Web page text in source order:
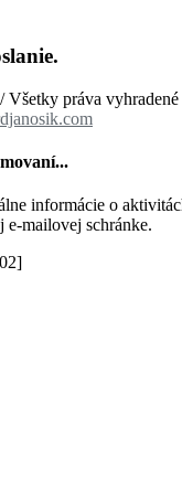
práva
informácie o
e-mailovej schránke.